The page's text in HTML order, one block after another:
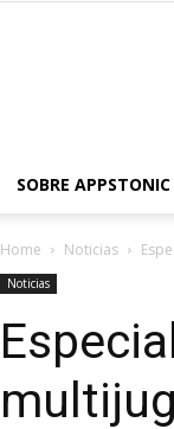
SOBRE APPSTONIC
Home Noticias
Noticias